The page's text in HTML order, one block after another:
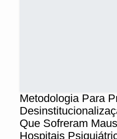
Metodologia Para
Que Sofreram
Hospitais